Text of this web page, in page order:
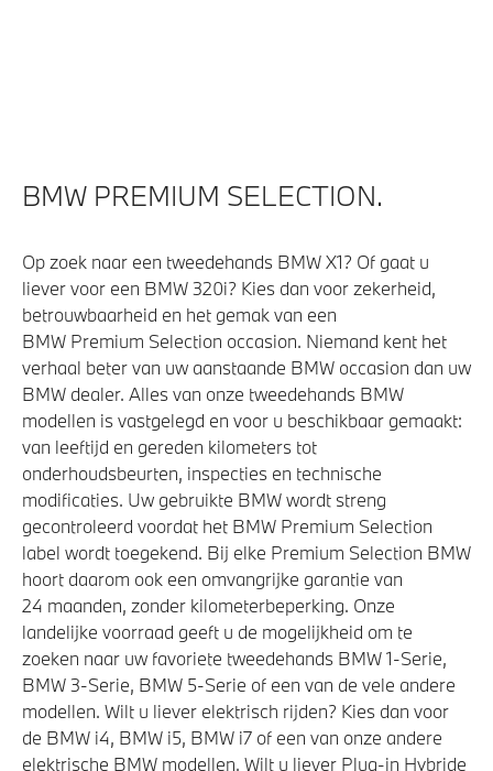
BMW PREMIUM SELECTION.
Op zoek naar een tweedehands BMW X1? Of gaat u
liever voor een BMW 320i? Kies dan voor zekerheid,
betrouwbaarheid en het gemak van een
BMW Premium Selection occasion. Niemand kent het
verhaal beter van uw aanstaande BMW occasion dan uw
BMW dealer. Alles van onze tweedehands BMW
modellen is vastgelegd en voor u beschikbaar gemaakt:
van leeftijd en gereden kilometers tot
onderhoudsbeurten, inspecties en technische
modificaties. Uw gebruikte BMW wordt streng
gecontroleerd voordat het BMW Premium Selection
label wordt toegekend. Bij elke Premium Selection BMW
hoort daarom ook een omvangrijke garantie van
24 maanden, zonder kilometerbeperking. Onze
landelijke voorraad geeft u de mogelijkheid om te
zoeken naar uw favoriete tweedehands BMW 1-Serie,
BMW 3-Serie, BMW 5-Serie of een van de vele andere
modellen. Wilt u liever elektrisch rijden? Kies dan voor
de BMW i4, BMW i5, BMW i7 of een van onze andere
elektrische BMW modellen. Wilt u liever Plug-in Hybride